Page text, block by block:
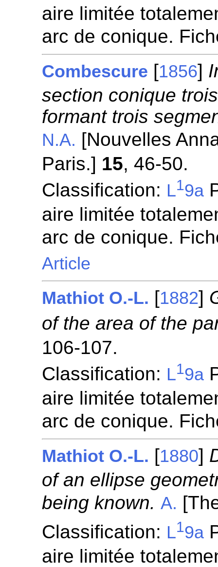
aire limitée
arc de conique.
Combescure [1856]
section conique
formant trois
N.A. [Nouvelles
Paris.] 15, 46-50.
Classification: L19a
aire limitée
arc de conique.
Article
Mathiot O.-L. [1882]
of the area of the
106-107.
Classification: L19a
aire limitée
arc de conique.
Mathiot O.-L. [1880]
of an ellipse
being known. A.
Classification: L19a
aire limitée